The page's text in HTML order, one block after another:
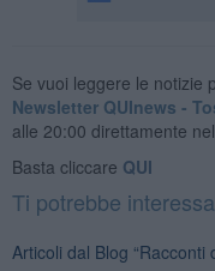
Se vuoi leggere le notizie
Newsletter QUInews -
alle 20:00 direttamente
Basta cliccare QUI
Ti potrebbe
Articoli dal Blog